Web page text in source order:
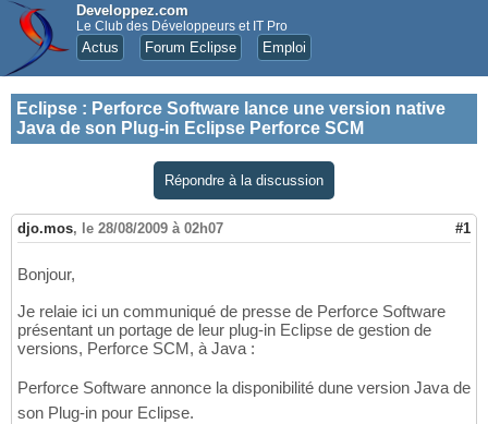
Developpez.com
Le Club des Développeurs et IT Pro
Actus Forum Eclipse Emploi
Eclipse : Perforce Software lance une version native
Java de son Plug-in Eclipse Perforce SCM
Répondre à la discussion
djo.mos, le 28/08/2009 à 02h07 #1
Bonjour,
Je relaie ici un communiqué de presse de Perforce Software
présentant un portage de leur plug-in Eclipse de gestion de
versions, Perforce SCM, à Java :
Perforce Software annonce la disponibilité dune version Java de
son Plug-in pour Eclipse.